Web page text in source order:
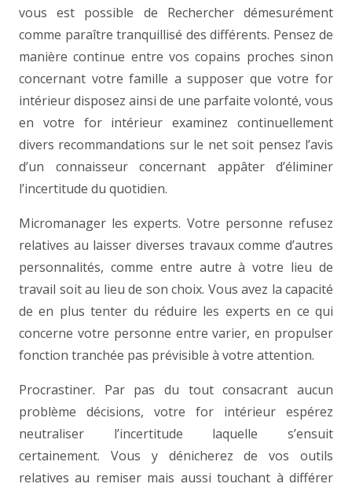
vous est possible de Rechercher démesurément
comme paraître tranquillisé des différents. Pensez de
manière continue entre vos copains proches sinon
concernant votre famille a supposer que votre for
intérieur disposez ainsi de une parfaite volonté, vous
en votre for intérieur examinez continuellement
divers recommandations sur le net soit pensez l’avis
d’un connaisseur concernant appâter d’éliminer
l’incertitude du quotidien.
Micromanager les experts. Votre personne refusez
relatives au laisser diverses travaux comme d’autres
personnalités, comme entre autre à votre lieu de
travail soit au lieu de son choix. Vous avez la capacité
de en plus tenter du réduire les experts en ce qui
concerne votre personne entre varier, en propulser
fonction tranchée pas prévisible à votre attention.
Procrastiner. Par pas du tout consacrant aucun
problème décisions, votre for intérieur espérez
neutraliser l’incertitude laquelle s’ensuit
certainement. Vous y dénicherez de vos outils
relatives au remiser mais aussi touchant à différer